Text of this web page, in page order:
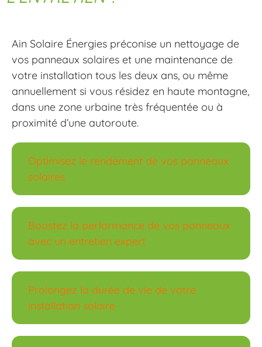
Ain Solaire Énergies préconise un nettoyage de
vos panneaux solaires et une maintenance de
votre installation tous les deux ans, ou même
annuellement si vous résidez en haute montagne,
dans une zone urbaine très fréquentée ou à
proximité d’une autoroute.
Optimisez le rendement de vos panneaux
solaires
Boostez la performance de vos panneaux
avec un entretien expert
Prolongez la durée de vie de votre
installation solaire